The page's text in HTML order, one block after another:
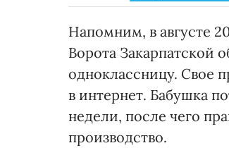
Напомним, в августе
Ворота Закарпатской
одноклассницу. Свое
в интернет. Бабушка
недели, после чего
производство.